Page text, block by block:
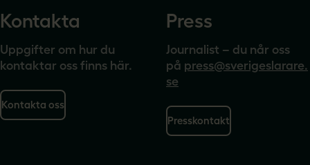
Kontakta
Uppgifter om hur du
kontaktar oss finns här.
Kontakta oss
Press
Journalist – du når oss
på press@sverigeslarare.
se
Presskontakt